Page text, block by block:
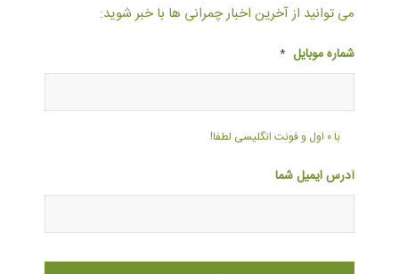
می توانید از آخرین اخبار چمرانی ها با خبر شوید:
شماره موبایل *
با ۰ اول و فونت انگلیسی لطفا!
آدرس ایمیل شما